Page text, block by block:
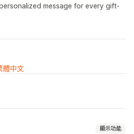
message for every gift-
體中文
顯示功能